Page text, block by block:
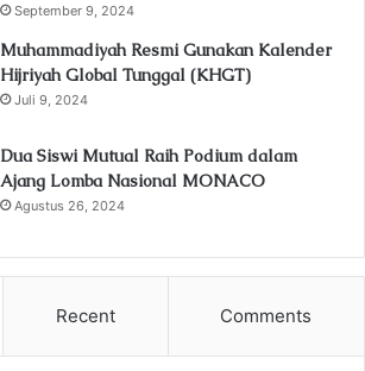
September 9, 2024
Muhammadiyah Resmi Gunakan Kalender
Hijriyah Global Tunggal (KHGT)
Juli 9, 2024
Dua Siswi Mutual Raih Podium dalam
Ajang Lomba Nasional MONACO
Agustus 26, 2024
Recent Comments